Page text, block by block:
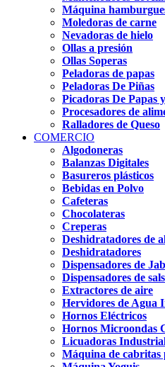
Máquina
Moledoras de carne
Nevadoras de hielo
Ollas a presión
Ollas Soperas
Peladoras de papas
Peladoras De Piñas
Picadoras De Papas
Procesadores de
Ralladores de Queso
COMERCIO
Algodoneras
Balanzas Digitales
Basureros plásticos
Bebidas en Polvo
Cafeteras
Chocolateras
Creperas
Deshidratadores de
Deshidratadores
Dispensadores de
Dispensadores de
Extractores de aire
Hervidores de Agua
Hornos Eléctricos
Hornos Microondas
Licuadoras
Máquina de cabritas